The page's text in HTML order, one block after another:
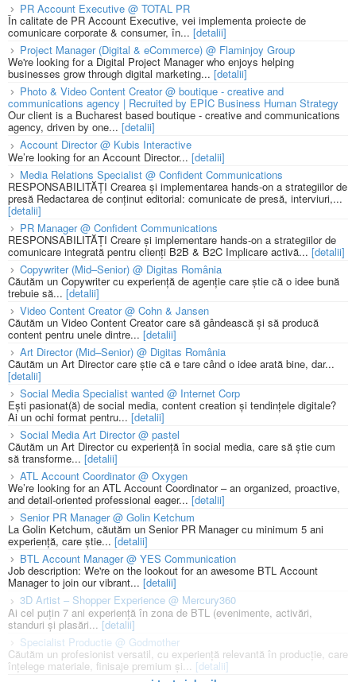
PR Account Executive @ TOTAL PR
În calitate de PR Account Executive, vei implementa proiecte de
comunicare corporate & consumer, în... [detalii]
Project Manager (Digital & eCommerce) @ Flaminjoy Group
We're looking for a Digital Project Manager who enjoys helping
businesses grow through digital marketing... [detalii]
Photo & Video Content Creator @ boutique - creative and
communications agency | Recruited by EPIC Business Human Strategy
Our client is a Bucharest based boutique - creative and communications
agency, driven by one... [detalii]
Account Director @ Kubis Interactive
We’re looking for an Account Director... [detalii]
Media Relations Specialist @ Confident Communications
RESPONSABILITĂȚI Crearea și implementarea hands-on a strategiilor de
presă Redactarea de conținut editorial: comunicate de presă, interviuri,...
[detalii]
PR Manager @ Confident Communications
RESPONSABILITĂȚI Creare și implementare hands-on a strategiilor de
comunicare integrată pentru clienți B2B & B2C Implicare activă... [detalii]
Copywriter (Mid–Senior) @ Digitas România
Căutăm un Copywriter cu experiență de agenție care știe că o idee bună
trebuie să... [detalii]
Video Content Creator @ Cohn & Jansen
Căutăm un Video Content Creator care să gândească și să producă
content pentru unele dintre... [detalii]
Art Director (Mid–Senior) @ Digitas România
Căutăm un Art Director care știe că e tare când o idee arată bine, dar...
[detalii]
Social Media Specialist wanted @ Internet Corp
Ești pasionat(ă) de social media, content creation și tendințele digitale?
Ai un ochi format pentru... [detalii]
Social Media Art Director @ pastel
Căutăm un Art Director cu experiență în social media, care să știe cum
să transforme... [detalii]
ATL Account Coordinator @ Oxygen
We’re looking for an ATL Account Coordinator – an organized, proactive,
and detail-oriented professional eager... [detalii]
Senior PR Manager @ Golin Ketchum
La Golin Ketchum, căutăm un Senior PR Manager cu minimum 5 ani
experiență, care știe... [detalii]
BTL Account Manager @ YES Communication
Job description: We're on the lookout for an awesome BTL Account
Manager to join our vibrant... [detalii]
3D Artist – Shopper Experience @ Mercury360
Ai cel puțin 7 ani experiență în zona de BTL (evenimente, activări,
standuri și plasări...[detalii]
Specialist Productie @ Godmother
Căutăm un profesionist versatil, cu experiență relevantă în producție, care
înțelege materiale, finisaje premium și... [detalii]